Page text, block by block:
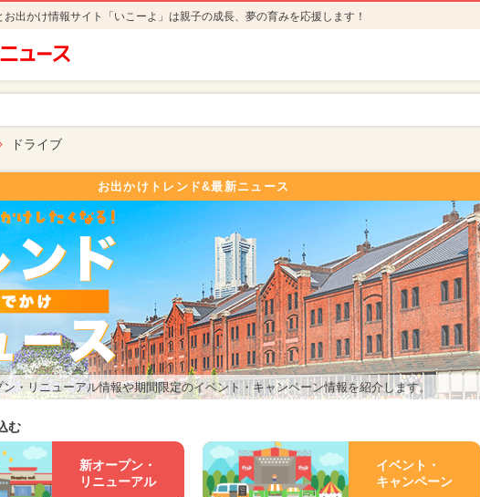
お出かけ情報サイト「いこーよ」は親子の成長、夢の育みを応援します！
ドライブ
お出かけトレンド&最新ニュース
・リニューアル情報や期間限定のイベント・キャンペーン情報を紹介します。
む
新オープン・
リニューアル
イベント・
キャンペーン